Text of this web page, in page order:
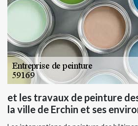
et les travaux de peinture
la ville de Erchin et ses